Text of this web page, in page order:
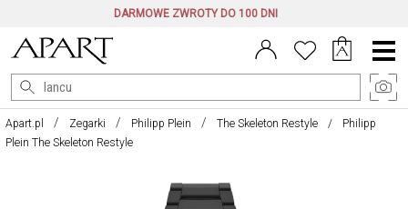
DARMOWE ZWROTY DO 100 DNI
Menu
główne
Apart.pl Zegarki Philipp Plein The Skeleton Restyle
Philipp
Plein The Skeleton Restyle